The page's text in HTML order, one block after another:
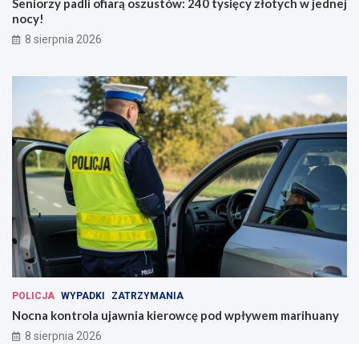
Seniorzy padli ofiarą oszustów: 240 tysięcy złotych w jednej
nocy!
8 sierpnia 2026
POLICJA WYPADKI ZATRZYMANIA
Nocna kontrola ujawnia kierowcę pod wpływem marihuany
8 sierpnia 2026